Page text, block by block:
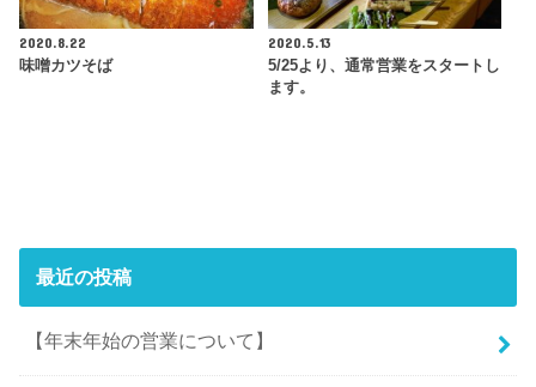
2020.8.22
味噌カツそば
2020.5.13
5/25より、通常営業をスタートし
ます。
最近の投稿
【年末年始の営業について】